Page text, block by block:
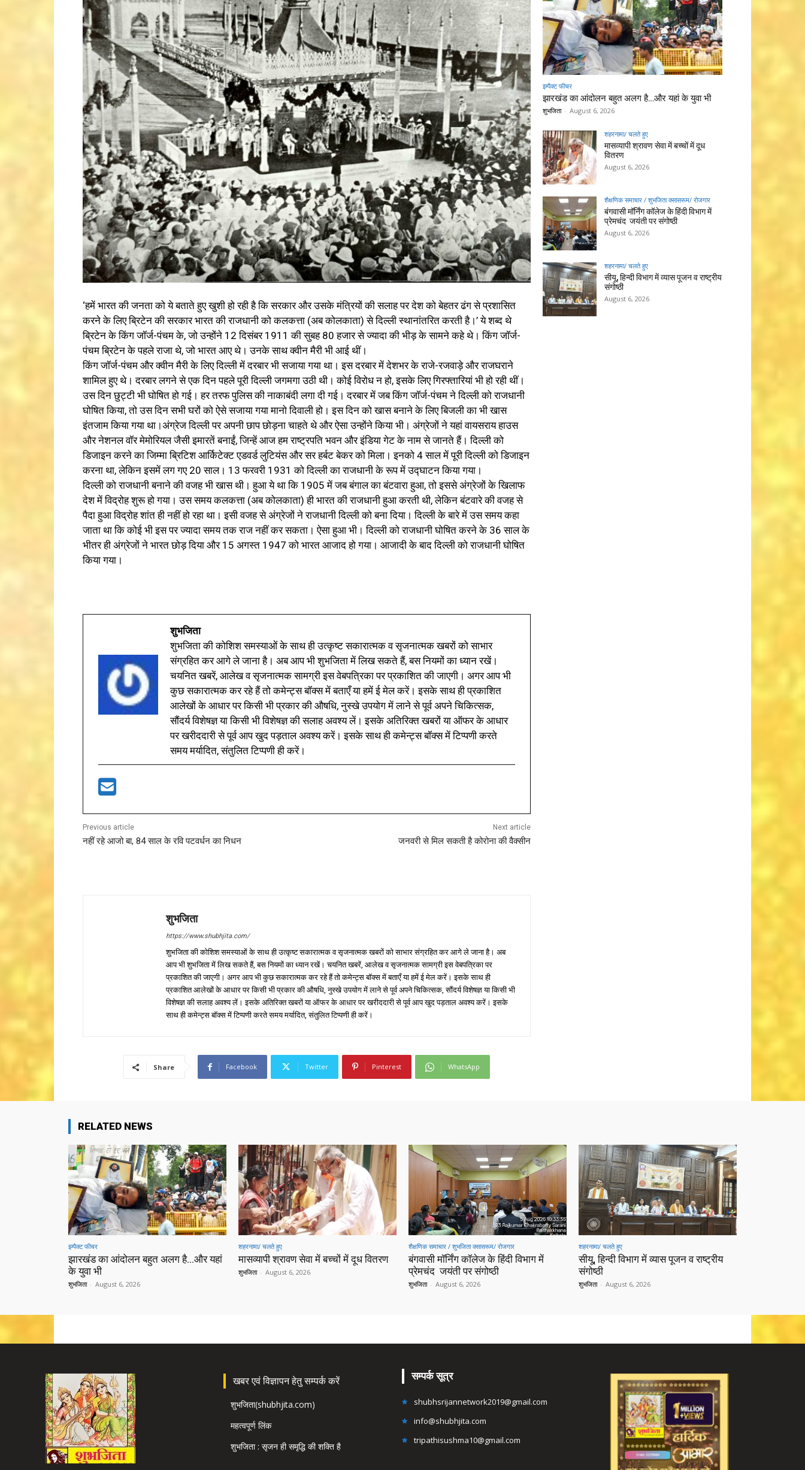
‘हमें भारत की जनता को ये बताते हुए खुशी हो रही है कि सरकार और उसके मंत्रियों की सलाह पर देश को बेहतर ढंग से प्रशासित
करने के लिए ब्रिटेन की सरकार भारत की राजधानी को कलकत्ता (अब कोलकाता) से दिल्ली स्थानांतरित करती है।’ ये शब्द थे
ब्रिटेन के किंग जॉर्ज-पंचम के, जो उन्होंने 12 दिसंबर 1911 की सुबह 80 हजार से ज्यादा की भीड़ के सामने कहे थे। किंग जॉर्ज-
पंचम ब्रिटेन के पहले राजा थे, जो भारत आए थे। उनके साथ क्वीन मैरी भी आई थीं।
किंग जॉर्ज-पंचम और क्वीन मैरी के लिए दिल्ली में दरबार भी सजाया गया था। इस दरबार में देशभर के राजे-रजवाड़े और राजघराने
शामिल हुए थे। दरबार लगने से एक दिन पहले पूरी दिल्ली जगमगा उठी थी। कोई विरोध न हो, इसके लिए गिरफ्तारियां भी हो रही थीं।
उस दिन छुट्टी भी घोषित हो गई। हर तरफ पुलिस की नाकाबंदी लगा दी गई। दरबार में जब किंग जॉर्ज-पंचम ने दिल्ली को राजधानी
घोषित किया, तो उस दिन सभी घरों को ऐसे सजाया गया मानो दिवाली हो। इस दिन को खास बनाने के लिए बिजली का भी खास
इंतजाम किया गया था।अंग्रेज दिल्ली पर अपनी छाप छोड़ना चाहते थे और ऐसा उन्होंने किया भी। अंग्रेजों ने यहां वायसराय हाउस
और नेशनल वॉर मेमोरियल जैसी इमारतें बनाईं, जिन्हें आज हम राष्ट्रपति भवन और इंडिया गेट के नाम से जानते हैं। दिल्ली को
डिजाइन करने का जिम्मा ब्रिटिश आर्किटेक्ट एडवर्ड लुटियंस और सर हर्बट बेकर को मिला। इनको 4 साल में पूरी दिल्ली को डिजाइन
करना था, लेकिन इसमें लग गए 20 साल। 13 फरवरी 1931 को दिल्ली का राजधानी के रूप में उद्घाटन किया गया।
दिल्ली को राजधानी बनाने की वजह भी खास थी। हुआ ये था कि 1905 में जब बंगाल का बंटवारा हुआ, तो इससे अंग्रेजों के खिलाफ
देश में विद्रोह शुरू हो गया। उस समय कलकत्ता (अब कोलकाता) ही भारत की राजधानी हुआ करती थी, लेकिन बंटवारे की वजह से
पैदा हुआ विद्रोह शांत ही नहीं हो रहा था। इसी वजह से अंग्रेजों ने राजधानी दिल्ली को बना दिया। दिल्ली के बारे में उस समय कहा
जाता था कि कोई भी इस पर ज्यादा समय तक राज नहीं कर सकता। ऐसा हुआ भी। दिल्ली को राजधानी घोषित करने के 36 साल के
भीतर ही अंग्रेजों ने भारत छोड़ दिया और 15 अगस्त 1947 को भारत आजाद हो गया। आजादी के बाद दिल्ली को राजधानी घोषित
किया गया।
शुभजिता
शुभजिता की कोशिश समस्याओं के साथ ही उत्कृष्ट सकारात्मक व सृजनात्मक खबरों को साभार
संग्रहित कर आगे ले जाना है। अब आप भी शुभजिता में लिख सकते हैं, बस नियमों का ध्यान रखें।
चयनित खबरें, आलेख व सृजनात्मक सामग्री इस वेबपत्रिका पर प्रकाशित की जाएगी। अगर आप भी
कुछ सकारात्मक कर रहे हैं तो कमेन्ट्स बॉक्स में बताएँ या हमें ई मेल करें। इसके साथ ही प्रकाशित
आलेखों के आधार पर किसी भी प्रकार की औषधि, नुस्खे उपयोग में लाने से पूर्व अपने चिकित्सक,
सौंदर्य विशेषज्ञ या किसी भी विशेषज्ञ की सलाह अवश्य लें। इसके अतिरिक्त खबरों या ऑफर के आधार
पर खरीददारी से पूर्व आप खुद पड़ताल अवश्य करें। इसके साथ ही कमेन्ट्स बॉक्स में टिप्पणी करते
समय मर्यादित, संतुलित टिप्पणी ही करें।
Previous article
नहीं रहे आजो बा, 84 साल के रवि पटवर्धन का निधन
Next article
जनवरी से मिल सकती है कोरोना की वैक्सीन
शुभजिता
https://www.shubhjita.com/
शुभजिता की कोशिश समस्याओं के साथ ही उत्कृष्ट सकारात्मक व सृजनात्मक खबरों को साभार संग्रहित कर आगे ले जाना है। अब
आप भी शुभजिता में लिख सकते हैं, बस नियमों का ध्यान रखें। चयनित खबरें, आलेख व सृजनात्मक सामग्री इस वेबपत्रिका पर
प्रकाशित की जाएगी। अगर आप भी कुछ सकारात्मक कर रहे हैं तो कमेन्ट्स बॉक्स में बताएँ या हमें ई मेल करें। इसके साथ ही
प्रकाशित आलेखों के आधार पर किसी भी प्रकार की औषधि, नुस्खे उपयोग में लाने से पूर्व अपने चिकित्सक, सौंदर्य विशेषज्ञ या किसी भी
विशेषज्ञ की सलाह अवश्य लें। इसके अतिरिक्त खबरों या ऑफर के आधार पर खरीददारी से पूर्व आप खुद पड़ताल अवश्य करें। इसके
साथ ही कमेन्ट्स बॉक्स में टिप्पणी करते समय मर्यादित, संतुलित टिप्पणी ही करें।
Share Facebook Twitter Pinterest WhatsApp
इम्पैक्ट फीचर
झारखंड का आंदोलन बहुत अलग है…और यहां के युवा भी
शुभजिता - August 6, 2026
शहरनामा/ चलते हुए
मासव्यापी श्रावण सेवा में बच्चों में दूध
वितरण
August 6, 2026
शैक्षणिक समाचार / शुभजिता क्सासरूम/ रोजगार
बंगवासी मॉर्निंग कॉलेज के हिंदी विभाग में
प्रेमचंद जयंती पर संगोष्ठी
August 6, 2026
शहरनामा/ चलते हुए
सीयू, हिन्दी विभाग में व्यास पूजन व राष्ट्रीय
संगोष्ठी
August 6, 2026
RELATED NEWS
इम्पैक्ट फीचर
झारखंड का आंदोलन बहुत अलग है…और यहां
के युवा भी
शुभजिता - August 6, 2026
शहरनामा/ चलते हुए
मासव्यापी श्रावण सेवा में बच्चों में दूध वितरण
शुभजिता - August 6, 2026
शैक्षणिक समाचार / शुभजिता क्सासरूम/ रोजगार
बंगवासी मॉर्निंग कॉलेज के हिंदी विभाग में
प्रेमचंद जयंती पर संगोष्ठी
शुभजिता - August 6, 2026
शहरनामा/ चलते हुए
सीयू, हिन्दी विभाग में व्यास पूजन व राष्ट्रीय
संगोष्ठी
शुभजिता - August 6, 2026
खबर एवं विज्ञापन हेतु सम्पर्क करें
शुभजिता(shubhjita.com)
महत्वपूर्ण लिंक
शुभजिता : सृजन ही समृद्धि की शक्ति है
सम्पर्क सूत्र
shubhsrijannetwork2019@gmail.com
info@shubhjita.com
tripathisushma10@gmail.com